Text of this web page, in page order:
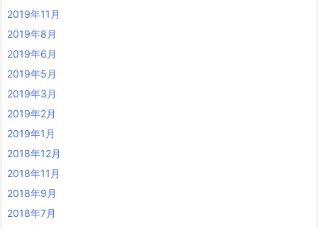
2019年11月
2019年8月
2019年6月
2019年5月
2019年3月
2019年2月
2019年1月
2018年12月
2018年11月
2018年9月
2018年7月